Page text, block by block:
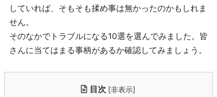
していれば、そもそも揉め事は無かったのかもしれま
せん。
そのなかでトラブルになる10選を選んでみました。皆
さんに当てはまる事柄があるか確認してみましょう。
目次 [非表示]